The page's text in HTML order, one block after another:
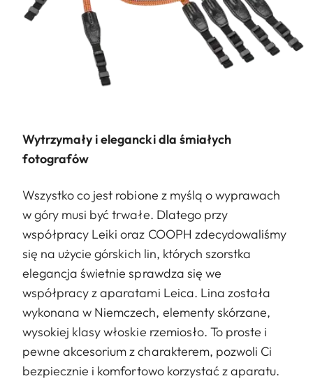
Wytrzymały i elegancki dla śmiałych
fotografów
Wszystko co jest robione z myślą o wyprawach
w góry musi być trwałe. Dlatego przy
współpracy Leiki oraz COOPH zdecydowaliśmy
się na użycie górskich lin, których szorstka
elegancja świetnie sprawdza się we
współpracy z aparatami Leica. Lina została
wykonana w Niemczech, elementy skórzane,
wysokiej klasy włoskie rzemiosło. To proste i
pewne akcesorium z charakterem, pozwoli Ci
bezpiecznie i komfortowo korzystać z aparatu.